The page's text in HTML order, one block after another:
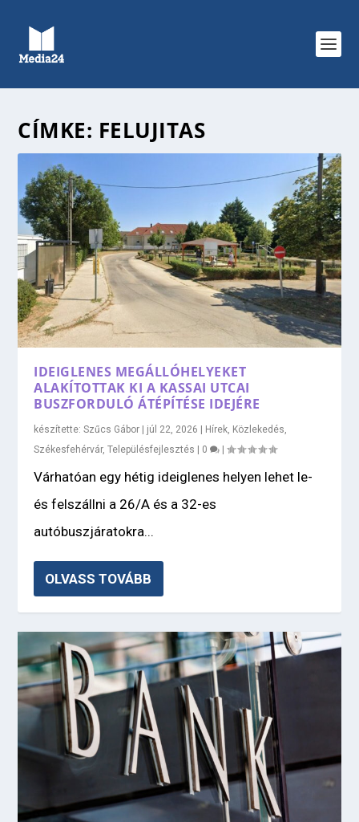
CÍMKE: FELUJITAS
IDEIGLENES MEGÁLLÓHELYEKET
ALAKÍTOTTAK KI A KASSAI UTCAI
BUSZFORDULÓ ÁTÉPÍTÉSE IDEJÉRE
készítette:Szűcs Gábor | júl 22, 2026 | Hírek Közlekedés
Székesfehérvár,Településfejlesztés | 0 |
Várhatóan egy hétig ideiglenes helyen lehet le-
és felszállni a 26/A és a 32-es
autóbuszjáratokra...
OLVASS TOVÁBB